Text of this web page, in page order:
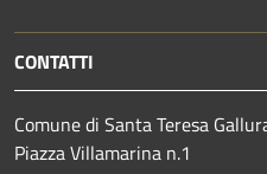
CONTATTI
Comune di Santa Teresa
Piazza Villamarina n.1